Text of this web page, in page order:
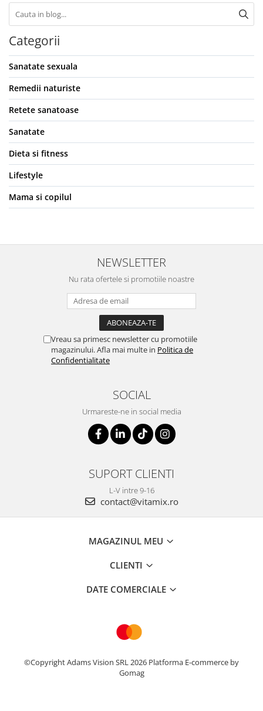
Categorii
Sanatate sexuala
Remedii naturiste
Retete sanatoase
Sanatate
Dieta si fitness
Lifestyle
Mama si copilul
NEWSLETTER
Nu rata ofertele si promotiile noastre
Vreau sa primesc newsletter cu promotiile
magazinului. Afla mai multe in Politica de
Confidentialitate
SOCIAL
Urmareste-ne in social media
SUPORT CLIENTI
L-V intre 9-16
contact@vitamix.ro
MAGAZINUL MEU
CLIENTI
DATE COMERCIALE
©Copyright Adams Vision SRL 2026 Platforma E-commerce by
Gomag